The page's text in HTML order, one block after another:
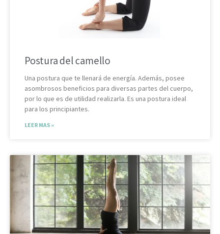
Postura del camello
Una postura que te llenará de energía. Además, posee
asombrosos beneficios para diversas partes del cuerpo,
por lo que es de utilidad realizarla. Es una postura ideal
para los principiantes.
LEER MAS »